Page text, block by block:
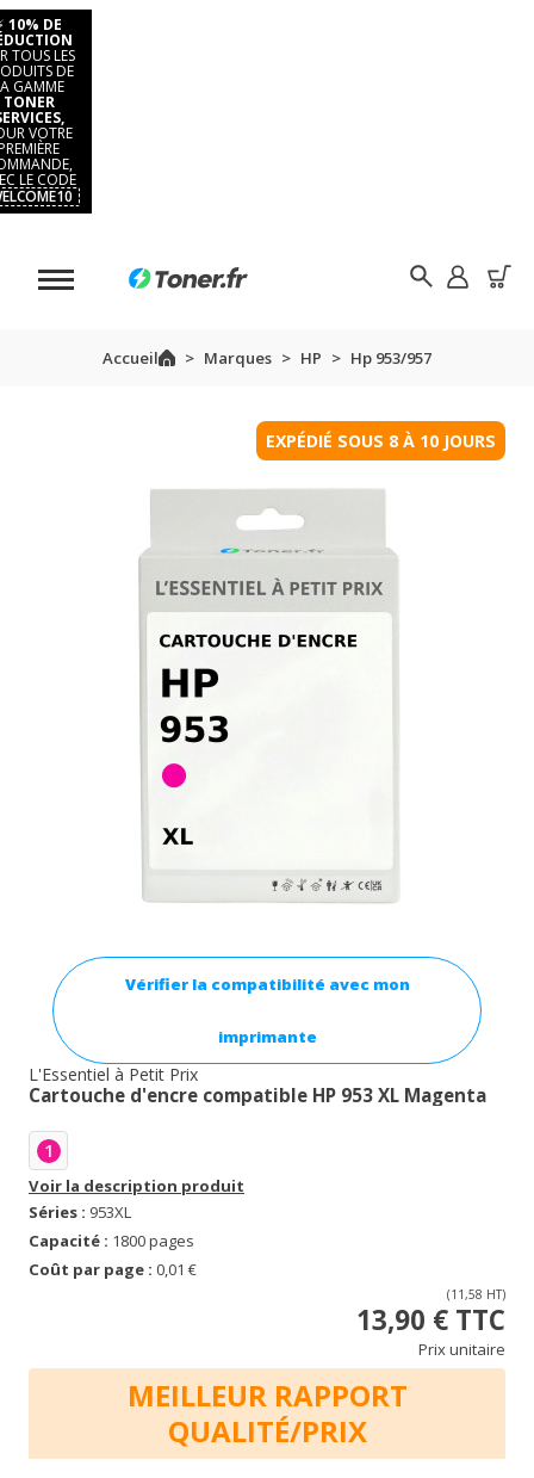
10% DE
TOUS LES
DE
GAMME
TONER
VOTRE
LE CODE
Accueil Marques HP Hp 953/957
EXPÉDIÉ SOUS 8 À 10 JOURS
Vérifier la compatibilité avec mon
imprimante
L'Essentiel à Petit Prix
Cartouche d'encre compatible HP 953 XL Magenta
1
Voir la description produit
Séries : 953XL
Capacité : 1800 pages
Coût par page : 0,01 €
(11,58 HT)
13,90 € TTC
Prix unitaire
MEILLEUR RAPPORT
QUALITÉ/PRIX